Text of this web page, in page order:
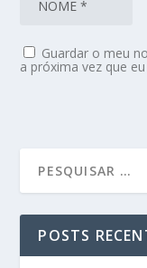
Guardar o meu
a próxima vez que
POSTS